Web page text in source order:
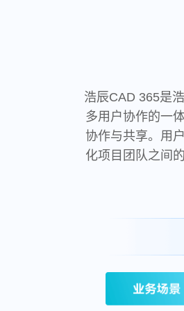
浩辰CAD 365是
多用户协作的一
协作与共享。用
化项目团队之间